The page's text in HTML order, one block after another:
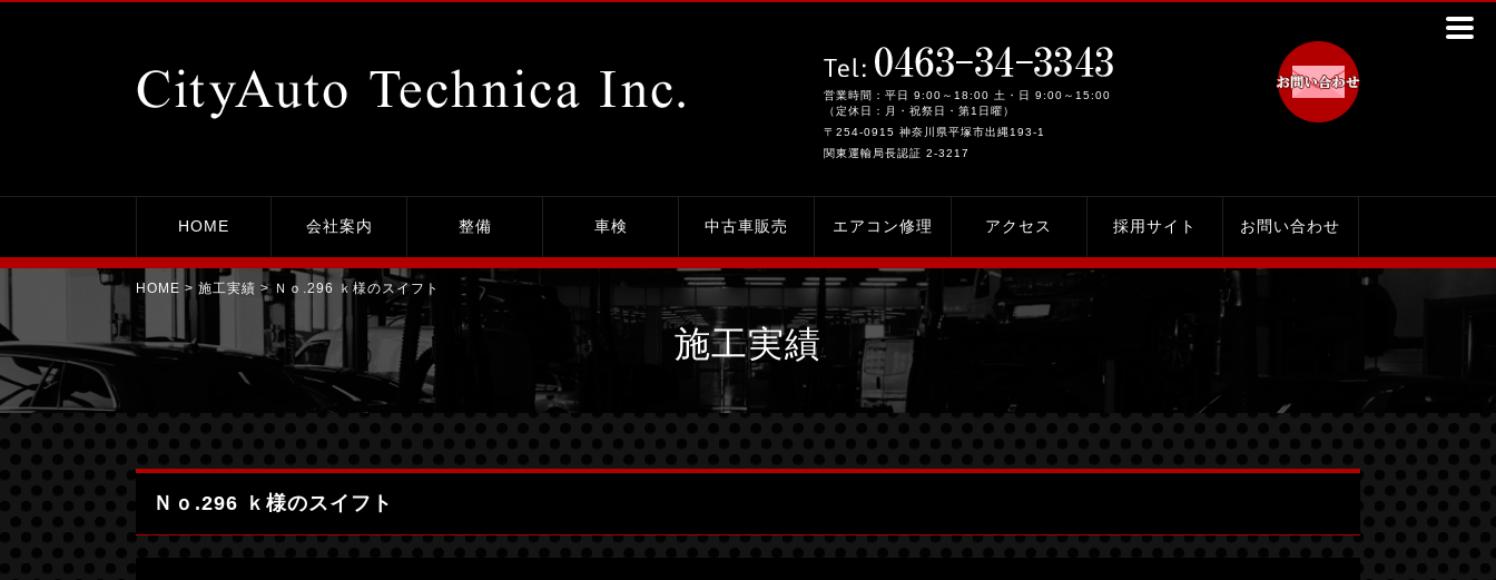
営業時間：平日 9:00～18:00 土・日 9:00～15:00
（定休日：月・祝祭日・第1日曜）
〒254-0915 神奈川県平塚市出縄193-1
関東運輸局長認証 2-3217
HOME 会社案内 整備 車検 中古車販売 エアコン修理 アクセス 採用サイト お問い合わせ
HOME > 施工実績 > Ｎｏ.296 ｋ様のスイフト
施工実績
Ｎｏ.296 ｋ様のスイフト